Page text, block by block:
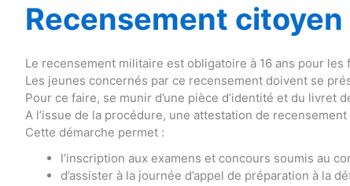
Recensement
Le recensement militaire est obligatoire à 16 ans pour les
Les jeunes concernés par ce recensement doivent se
Pour ce faire, se munir d’une pièce d’identité et du livret
A l’issue de la procédure, une attestation de
Cette démarche permet :
l’inscription aux examens et concours soumis au
d’assister à la journée d’appel de préparation à la